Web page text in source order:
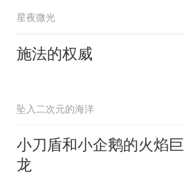
星夜微光
施法的权威
坠入二次元的海洋
小刀盾和小企鹅的火焰巨
龙